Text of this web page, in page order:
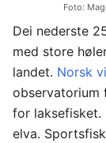
Foto:
Dei nederste
med store
landet. Norsk
observatorium
for laksefisket.
elva.